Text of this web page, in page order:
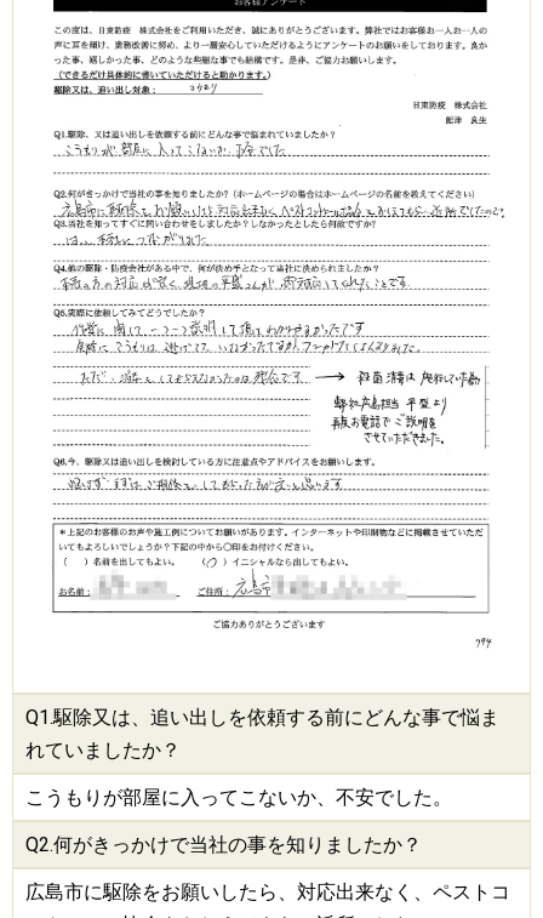
Q1.駆除又は、追い出しを依頼する前にどんな事で悩ま
れていましたか？
こうもりが部屋に入ってこないか、不安でした。
Q2.何がきっかけで当社の事を知りましたか？
広島市に駆除をお願いしたら、対応出来なく、ペストコ